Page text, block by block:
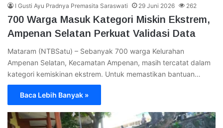
I Gusti Ayu Pradnya Premasita Saraswati 29 Juni 2026 262
700 Warga Masuk Kategori Miskin Ekstrem,
Ampenan Selatan Perkuat Validasi Data
Mataram (NTBSatu) – Sebanyak 700 warga Kelurahan
Ampenan Selatan, Kecamatan Ampenan, masih tercatat dalam
kategori kemiskinan ekstrem. Untuk memastikan bantuan…
Baca Lebih Banyak »